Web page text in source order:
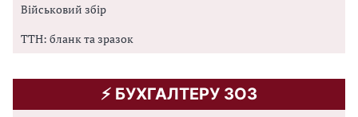
Військовий збір
ТТН: бланк та зразок
⚡️ БУХГАЛТЕРУ ЗОЗ